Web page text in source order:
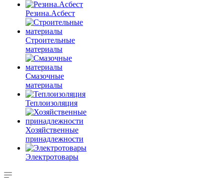
Резина.Асбест
Строительные
материалы
Смазочные
материалы
Теплоизоляция
Хозяйственные
принадлежности
Электротовары